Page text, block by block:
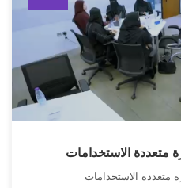
متعددة الاستخدامات
متعددة الاستخدامات